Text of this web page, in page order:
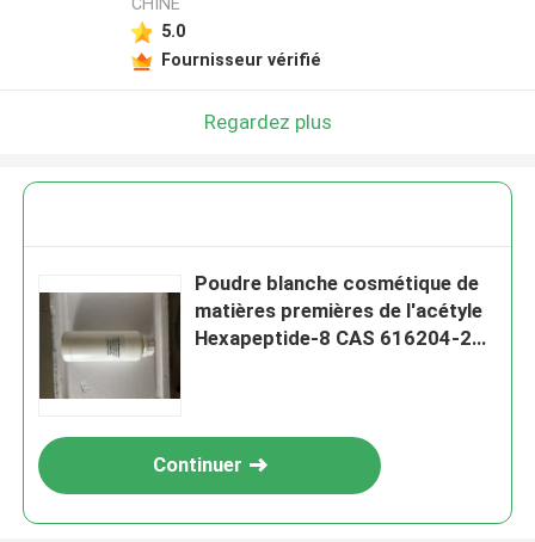
5.0
Fournisseur vérifié
Regardez plus
Poudre blanche cosmétique de
matières premières de l'acétyle
Hexapeptide-8 CAS 616204-22-
Continuer